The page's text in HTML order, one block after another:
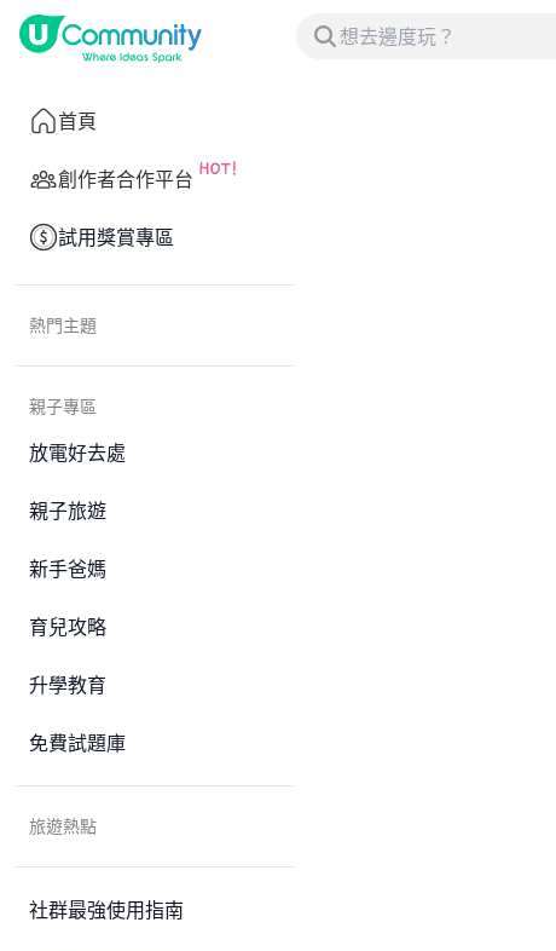
首頁
創作者合作平台
試用獎賞專區
熱門主題
親子專區
放電好去處
親子旅遊
新手爸媽
育兒攻略
升學教育
免費試題庫
旅遊熱點
社群最強使用指南